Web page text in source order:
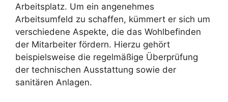
Arbeitsplatz. Um ein angenehmes
Arbeitsumfeld zu schaffen, kümmert er sich um
verschiedene Aspekte, die das Wohlbefinden
der Mitarbeiter fördern. Hierzu gehört
beispielsweise die regelmäßige Überprüfung
der technischen Ausstattung sowie der
sanitären Anlagen.